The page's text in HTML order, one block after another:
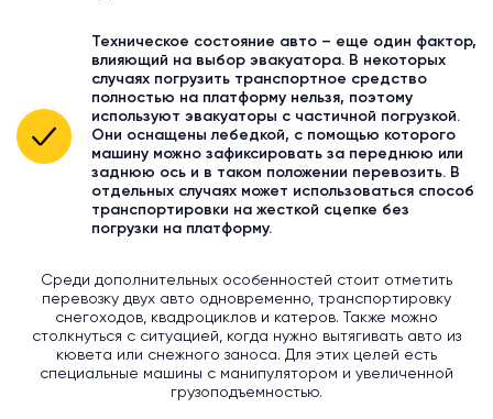
Техническое состояние авто – еще один фактор,
влияющий на выбор эвакуатора. В некоторых
случаях погрузить транспортное средство
полностью на платформу нельзя, поэтому
используют эвакуаторы с частичной погрузкой.
Они оснащены лебедкой, с помощью которого
машину можно зафиксировать за переднюю или
заднюю ось и в таком положении перевозить. В
отдельных случаях может использоваться способ
транспортировки на жесткой сцепке без
погрузки на платформу.
Среди дополнительных особенностей стоит отметить
перевозку двух авто одновременно, транспортировку
снегоходов, квадроциклов и катеров. Также можно
столкнуться с ситуацией, когда нужно вытягивать авто из
кювета или снежного заноса. Для этих целей есть
специальные машины с манипулятором и увеличенной
грузоподъемностью.